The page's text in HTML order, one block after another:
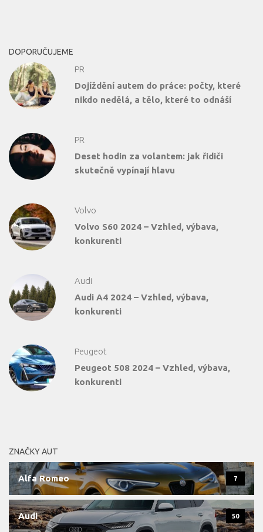
DOPORUČUJEME
PR
Dojíždění autem do práce: počty, které
nikdo nedělá, a tělo, které to odnáší
PR
Deset hodin za volantem: jak řidiči
skutečně vypínají hlavu
Volvo
Volvo S60 2024 – Vzhled, výbava,
konkurenti
Audi
Audi A4 2024 – Vzhled, výbava,
konkurenti
Peugeot
Peugeot 508 2024 – Vzhled, výbava,
konkurenti
ZNAČKY AUT
Alfa Romeo 7
Audi 50